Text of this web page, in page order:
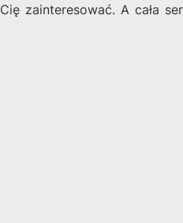
zainteresować. A cała